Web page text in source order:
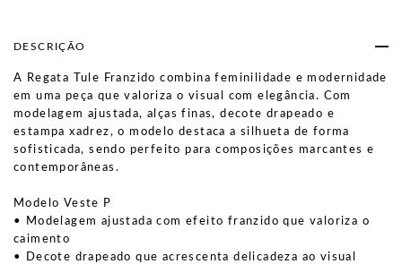
DESCRIÇÃO
A Regata Tule Franzido combina feminilidade e modernidade
em uma peça que valoriza o visual com elegância. Com
modelagem ajustada, alças finas, decote drapeado e
estampa xadrez, o modelo destaca a silhueta de forma
sofisticada, sendo perfeito para composições marcantes e
contemporâneas.
Modelo Veste P
• Modelagem ajustada com efeito franzido que valoriza o
caimento
• Decote drapeado que acrescenta delicadeza ao visual